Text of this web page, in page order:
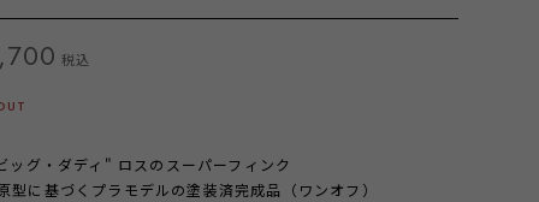
税込
ッグ・ダディ" ロスのスーパーフィンク
型に基づくプラモデルの塗装済完成品（ワンオフ）